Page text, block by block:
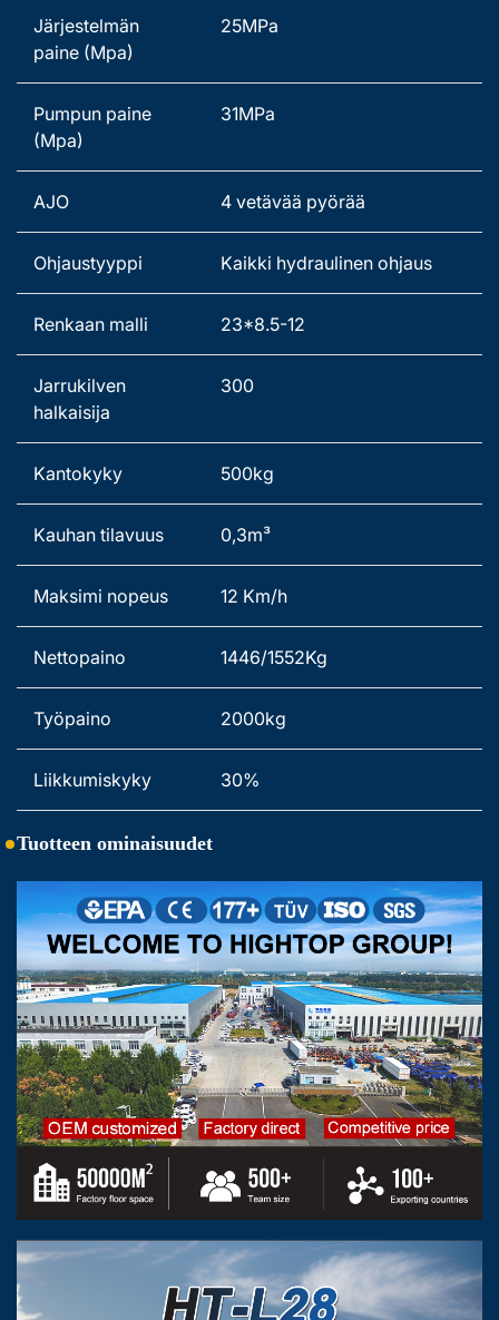
Järjestelmän
paine (Mpa)
25MPa
Pumpun paine
(Mpa)
31MPa
AJO 4 vetävää pyörää
Ohjaustyyppi Kaikki hydraulinen ohjaus
Renkaan malli 23*8.5-12
Jarrukilven
halkaisija
300
Kantokyky 500kg
Kauhan tilavuus 0,3m³
Maksimi nopeus 12 Km/h
Nettopaino 1446/1552Kg
Työpaino 2000kg
Liikkumiskyky 30%
Tuotteen ominaisuudet